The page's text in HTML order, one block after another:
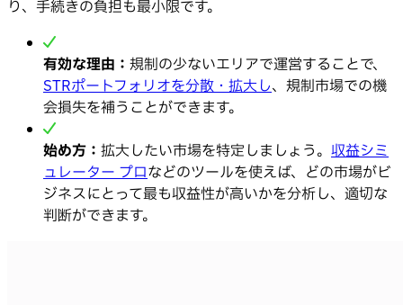
り、手続きの負担も最小限です。
有効な理由： 規制の少ないエリアで運営することで、
STRポートフォリオを分散・拡大し、規制市場での機
会損失を補うことができます。
始め方： 拡大したい市場を特定しましょう。 収益シミ
ュレーター プロなどのツールを使えば、どの市場がビ
ジネスにとって最も収益性が高いかを分析し、適切な
判断ができます。